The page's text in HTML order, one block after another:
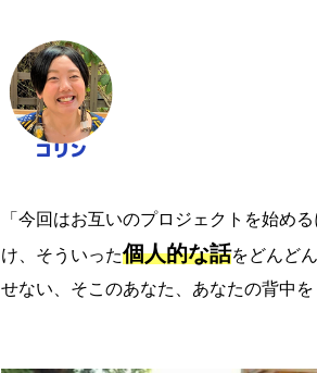
「今回はお互いのプロジェクトを始め
け、そういった個人的な話をどんど
せない、そこのあなた、あなたの背中